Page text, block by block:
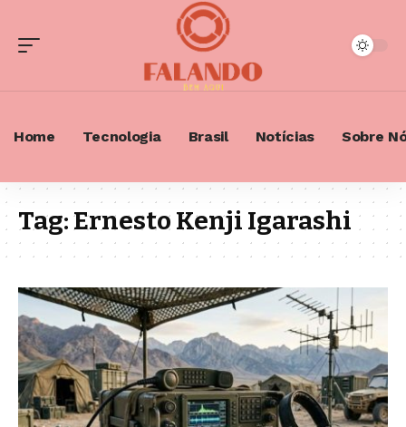
Home Tecnologia Brasil Notícias Sobre
Tag:Ernesto Kenji Igarashi